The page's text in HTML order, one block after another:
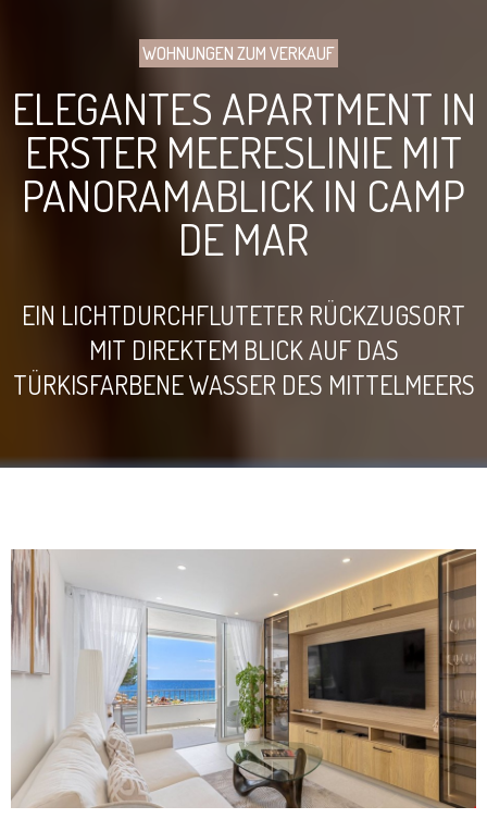
WOHNUNGEN ZUM VERKAUF
ELEGANTES APARTMENT IN
ERSTER MEERESLINIE MIT
PANORAMABLICK IN CAMP
DE MAR
EIN LICHTDURCHFLUTETER RÜCKZUGSORT
MIT DIREKTEM BLICK AUF DAS
TÜRKISFARBENE WASSER DES MITTELMEERS